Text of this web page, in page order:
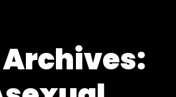
Archives: